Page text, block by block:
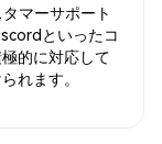
マーサポート
といったコ
的に対応して
れます。